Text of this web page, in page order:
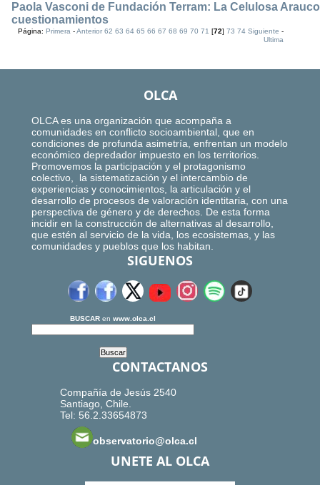
Paola Vasconi de Fundación Terram: La Celulosa
cuestionamientos
Página:Primera -Anterior 62 63 64 65 66 67 68 69 70 71 [72]73 74 Siguiente -
Ultima
OLCA
OLCA es una organización que acompaña a
comunidades en conflicto socioambiental, que en
condiciones de profunda asimetría, enfrentan un modelo
económico depredador impuesto en los territorios.
Promovemos la participación y el protagonismo
colectivo, la sistematización y el intercambio de
experiencias y conocimientos, la articulación y el
desarrollo de procesos de valoración identitaria, con una
perspectiva de género y de derechos. De esta forma
incidir en la construcción de alternativas al desarrollo,
que estén al servicio de la vida, los ecosistemas, y las
comunidades y pueblos que los habitan.
SIGUENOS
BUSCAR en www.olca.cl
CONTACTANOS
Compañía de Jesús 2540
Santiago, Chile.
Tel: 56.2.33654873
observatorio@olca.cl
UNETE AL OLCA